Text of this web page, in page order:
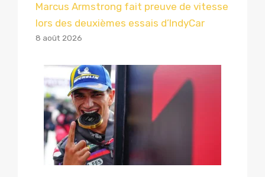
Marcus Armstrong fait preuve de vitesse
lors des deuxièmes essais d’IndyCar
8 août 2026